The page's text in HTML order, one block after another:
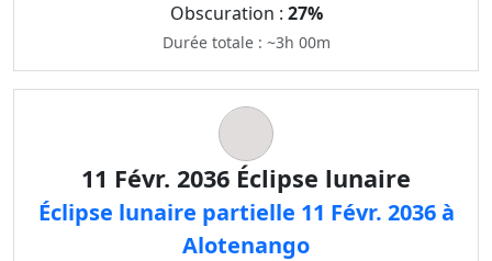
Obscuration : 27%
Durée totale : ~3h 00m
11 Févr. 2036 Éclipse lunaire
Éclipse lunaire partielle 11 Févr. 2036 à
Alotenango